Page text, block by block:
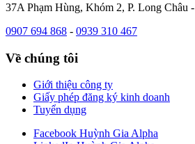
37A Phạm Hùng, Khóm 2, P. Long Châu -
0907 694 868 - 0939 310 467
Về chúng tôi
Giới thiệu công ty
Giấy phép đăng ký kinh doanh
Tuyển dụng
Facebook Huỳnh Gia Alpha